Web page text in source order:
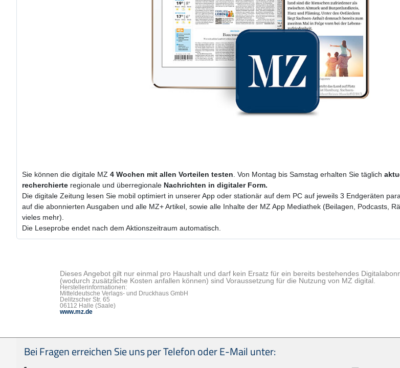
Sie können die digitale MZ 4 Wochen mit allen Vorteilen testen . Von Montag bis Samstag erhalten Sie täglich
recherchierte regionale und überregionale Nachrichten in digitaler Form.
Die digitale Zeitung lesen Sie mobil optimiert in unserer App oder stationär auf dem PC auf jeweils 3 Endgeräten
auf die abonnierten Ausgaben und alle MZ+ Artikel, sowie alle Inhalte der MZ App Mediathek (Beilagen, Podcasts,
vieles mehr).
Die Leseprobe endet nach dem Aktionszeitraum automatisch.
Dieses Angebot gilt nur einmal pro Haushalt und darf kein Ersatz für ein bereits bestehendes
(wodurch zusätzliche Kosten anfallen können) sind Voraussetzung für die Nutzung von MZ digital.
Herstellerinformationen:
Mitteldeutsche Verlags- und Druckhaus GmbH
Delitzscher Str. 65
06112 Halle (Saale)
www.mz.de
Seitenfußbereich
Bei Fragen erreichen Sie uns per Telefon oder E-Mail unter: